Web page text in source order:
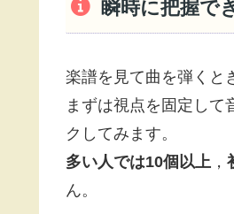
瞬時に把握で
楽譜を見て曲を弾くと
まずは視点を固定して
クしてみます。
多い人では10個以上 ，
ん。